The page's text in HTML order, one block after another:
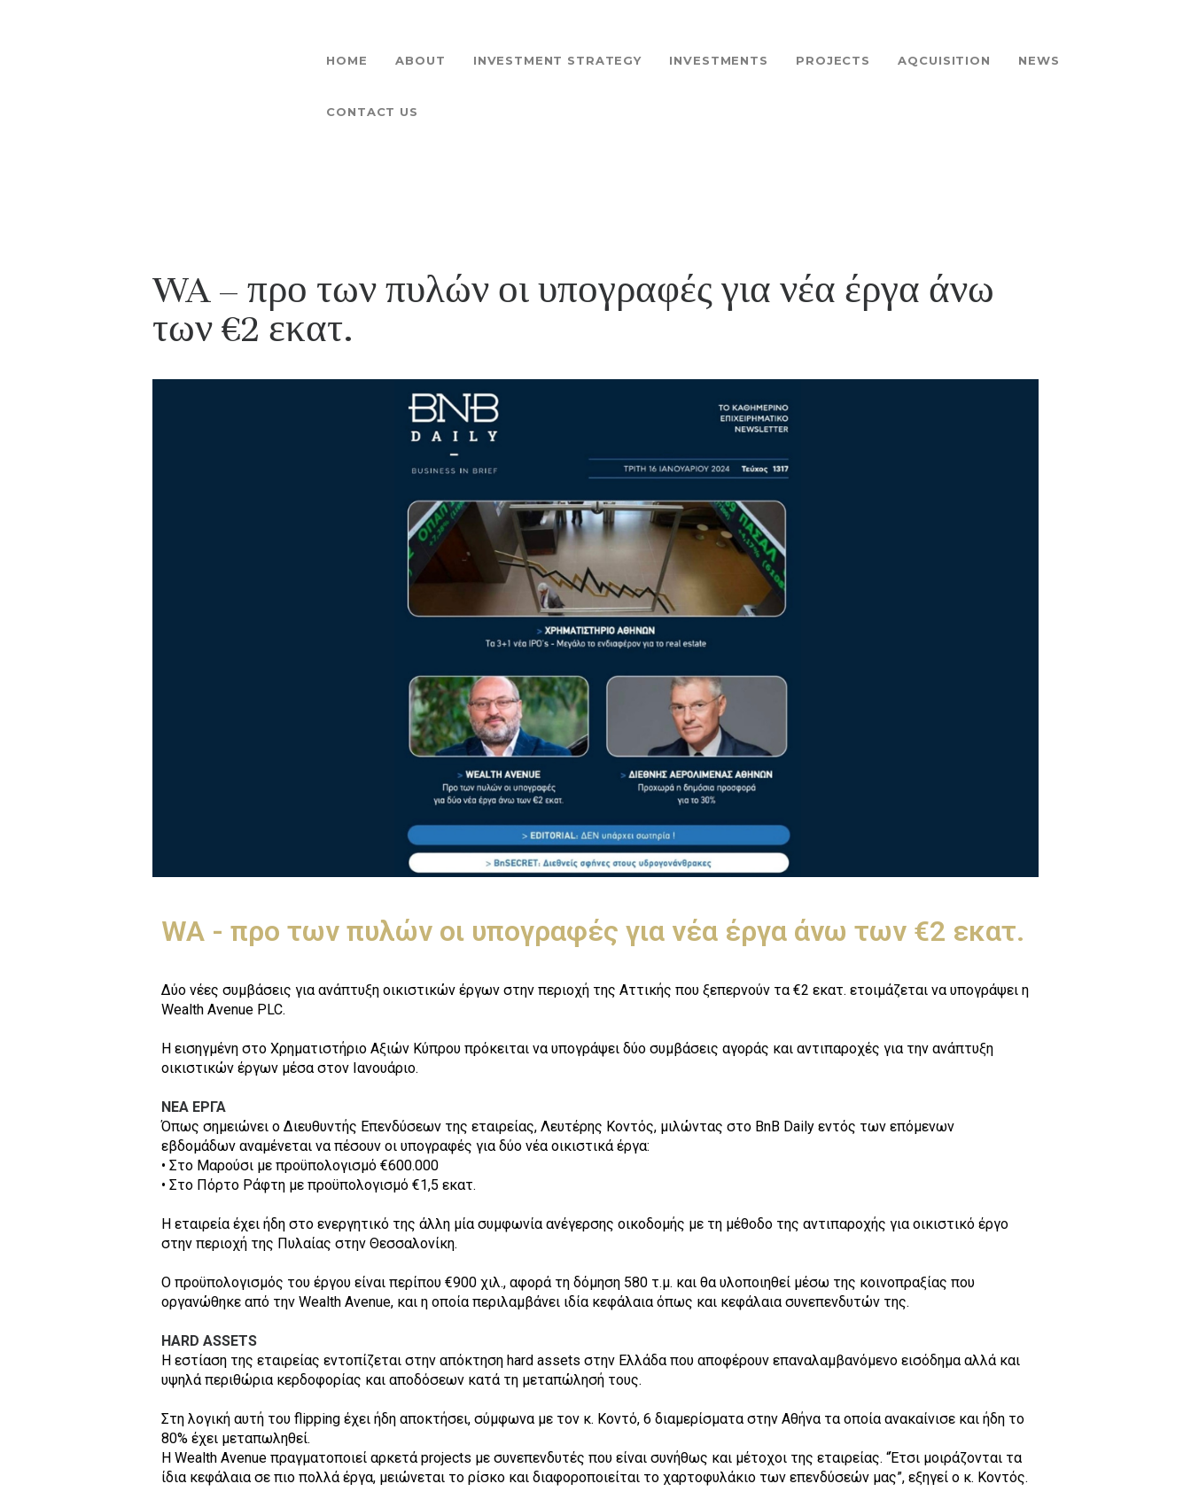
HOME ABOUT INVESTMENT STRATEGY INVESTMENTS PROJECTS AQCUISITION NEWS
CONTACT US
ABOUT
INVESTMENT
AQCUISITION
CONTACT US
WA – προ των πυλών οι υπογραφές για νέα έργα άνω
των €2 εκατ.
WA - προ των πυλών οι υπογραφές για νέα έργα άνω των €2 εκατ.
Δύο νέες συμβάσεις για ανάπτυξη οικιστικών έργων στην περιοχή της Αττικής που ξεπερνούν τα €2 εκατ. ετοιμάζεται να υπογράψει η
Wealth Avenue PLC.
Η εισηγμένη στο Χρηματιστήριο Αξιών Κύπρου πρόκειται να υπογράψει δύο συμβάσεις αγοράς και αντιπαροχές για την ανάπτυξη
οικιστικών έργων μέσα στον Ιανουάριο.
ΝΕΑ ΕΡΓΑ
Όπως σημειώνει ο Διευθυντής Επενδύσεων της εταιρείας, Λευτέρης Κοντός, μιλώντας στο ΒnB Daily εντός των επόμενων
εβδομάδων αναμένεται να πέσουν οι υπογραφές για δύο νέα οικιστικά έργα:
• Στο Μαρούσι με προϋπολογισμό €600.000
• Στο Πόρτο Ράφτη με προϋπολογισμό €1,5 εκατ.
Η εταιρεία έχει ήδη στο ενεργητικό της άλλη μία συμφωνία ανέγερσης οικοδομής με τη μέθοδο της αντιπαροχής για οικιστικό έργο
στην περιοχή της Πυλαίας στην Θεσσαλονίκη.
Ο προϋπολογισμός του έργου είναι περίπου €900 χιλ., αφορά τη δόμηση 580 τ.μ. και θα υλοποιηθεί μέσω της κοινοπραξίας που
οργανώθηκε από την Wealth Avenue, και η οποία περιλαμβάνει ιδία κεφάλαια όπως και κεφάλαια συνεπενδυτών της.
HARD ASSETS
Η εστίαση της εταιρείας εντοπίζεται στην απόκτηση hard assets στην Ελλάδα που αποφέρουν επαναλαμβανόμενο εισόδημα αλλά και
υψηλά περιθώρια κερδοφορίας και αποδόσεων κατά τη μεταπώλησή τους.
Στη λογική αυτή του flipping έχει ήδη αποκτήσει, σύμφωνα με τον κ. Κοντό, 6 διαμερίσματα στην Αθήνα τα οποία ανακαίνισε και ήδη το
80% έχει μεταπωληθεί.
H Wealth Avenue πραγματοποιεί αρκετά projects με συνεπενδυτές που είναι συνήθως και μέτοχοι της εταιρείας. “Έτσι μοιράζονται τα
ίδια κεφάλαια σε πιο πολλά έργα, μειώνεται το ρίσκο και διαφοροποιείται το χαρτοφυλάκιο των επενδύσεών μας”, εξηγεί ο κ. Κοντός.